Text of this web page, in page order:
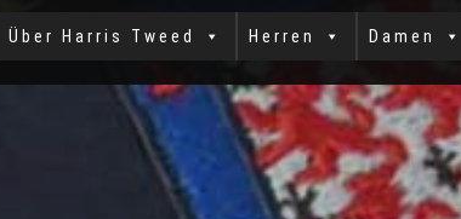
Über Harris Tweed Herren Damen